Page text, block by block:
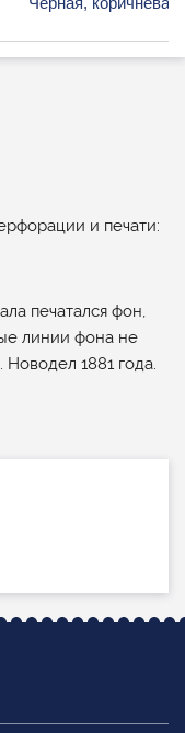
и печати:
печатался фон,
линии фона не
1881 года.